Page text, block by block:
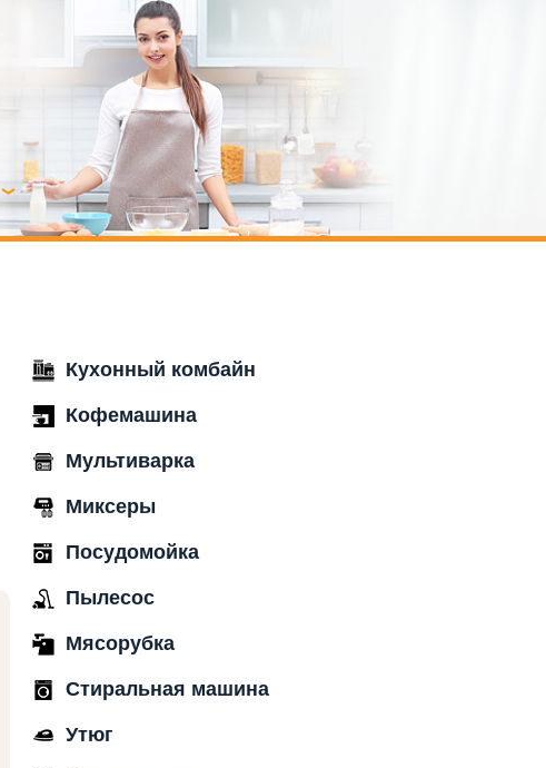
Кухонный комбайн
Кофемашина
Мультиварка
Миксеры
Посудомойка
Пылесос
Мясорубка
Стиральная машина
Утюг